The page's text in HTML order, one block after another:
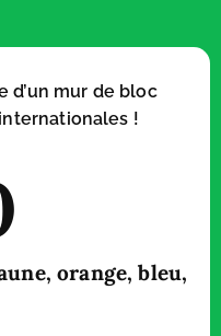
d’un mur de bloc
!
orange, bleu,